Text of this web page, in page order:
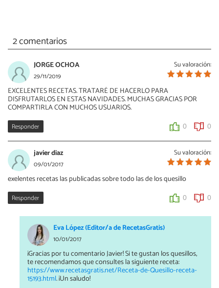
2 comentarios
Su valoración:
JORGE OCHOA
29/11/2019
EXCELENTES RECETAS. TRATARÉ DE HACERLO PARA
DISFRUTARLOS EN ESTAS NAVIDADES. MUCHAS GRACIAS POR
COMPARTIRLA CON MUCHOS USUARIOS.
Responder 0 0
Su valoración:
javier diaz
09/01/2017
exelentes recetas las publicadas sobre todo las de los quesillo
Responder 0 0
Eva López (Editor/a de RecetasGratis)
10/01/2017
¡Gracias por tu comentario Javier! Si te gustan los quesillos,
te recomendamos que consultes la siguiente receta:
https://www.recetasgratis.net/Receta-de-Quesillo-receta-
15193.html. ¡Un saludo!